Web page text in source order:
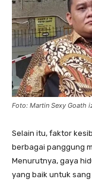
Foto: Martin Sexy Goath
Selain itu, faktor
berbagai panggung
Menurutnya, gaya
yang baik untuk sang